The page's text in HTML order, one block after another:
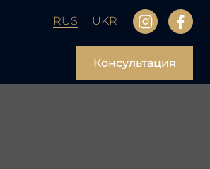
RUS UKR
Консультация